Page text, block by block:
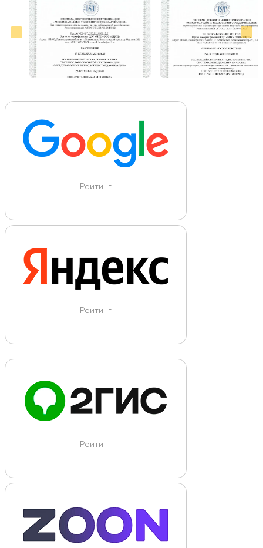
Рейтинг
Рейтинг
Рейтинг